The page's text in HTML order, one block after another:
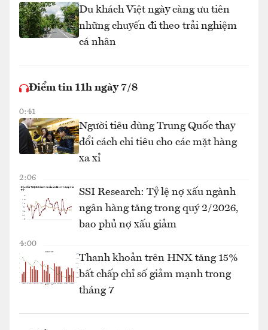
Du khách Việt ngày càng ưu tiên
những chuyến đi theo trải nghiệm
cá nhân
Điểm tin 11h ngày 7/8
0:41
Người tiêu dùng Trung Quốc thay
đổi cách chi tiêu cho các mặt hàng
xa xỉ
2:06
SSI Research: Tỷ lệ nợ xấu ngành
ngân hàng tăng trong quý 2/2026,
bao phủ nợ xấu giảm
4:00
Thanh khoản trên HNX tăng 15%
bất chấp chỉ số giảm mạnh trong
tháng 7